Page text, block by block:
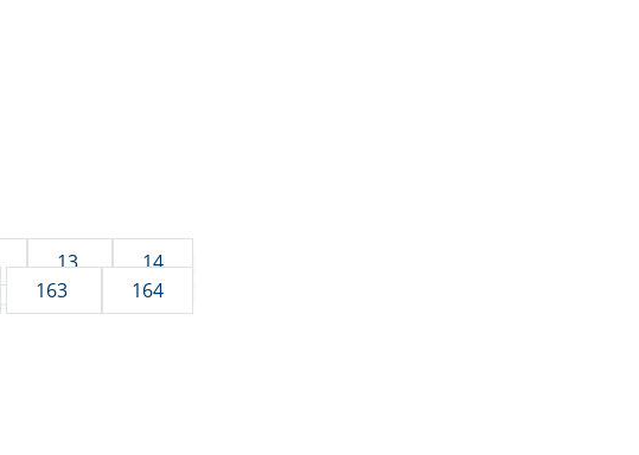
13
14
163 164